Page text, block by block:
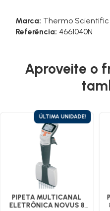
Marca: Thermo Scientific
Referência: 4661040N
Aproveite o
ÚLTIMA UNIDADE!
PIPETA MULTICANAL
ELETRÔNICA NOVUS 8